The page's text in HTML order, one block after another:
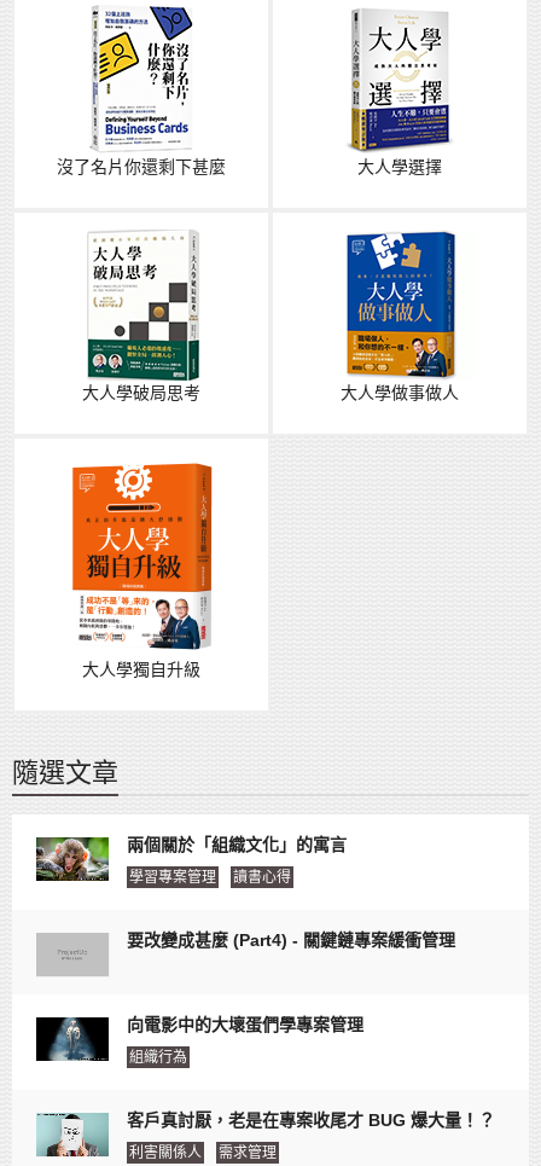
沒了名片你還剩下甚麼 大人學選擇
大人學破局思考 大人學做事做人
大人學獨自升級
隨選文章
兩個關於「組織文化」的寓言
學習專案管理 讀書心得
要改變成甚麼 (Part4) - 關鍵鏈專案緩衝管理
向電影中的大壞蛋們學專案管理
組織行為
客戶真討厭，老是在專案收尾才 BUG 爆大量！？
利害關係人 需求管理